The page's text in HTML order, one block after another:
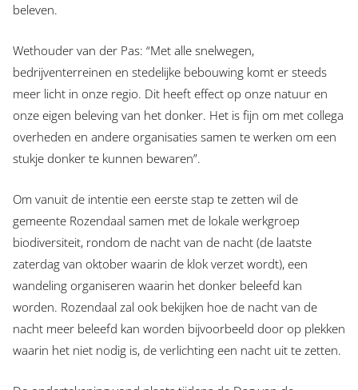
beleven.
Wethouder van der Pas: “Met alle snelwegen,
bedrijventerreinen en stedelijke bebouwing komt er steeds
meer licht in onze regio. Dit heeft effect op onze natuur en
onze eigen beleving van het donker. Het is fijn om met collega
overheden en andere organisaties samen te werken om een
stukje donker te kunnen bewaren”.
Om vanuit de intentie een eerste stap te zetten wil de
gemeente Rozendaal samen met de lokale werkgroep
biodiversiteit, rondom de nacht van de nacht (de laatste
zaterdag van oktober waarin de klok verzet wordt), een
wandeling organiseren waarin het donker beleefd kan
worden. Rozendaal zal ook bekijken hoe de nacht van de
nacht meer beleefd kan worden bijvoorbeeld door op plekken
waarin het niet nodig is, de verlichting een nacht uit te zetten.